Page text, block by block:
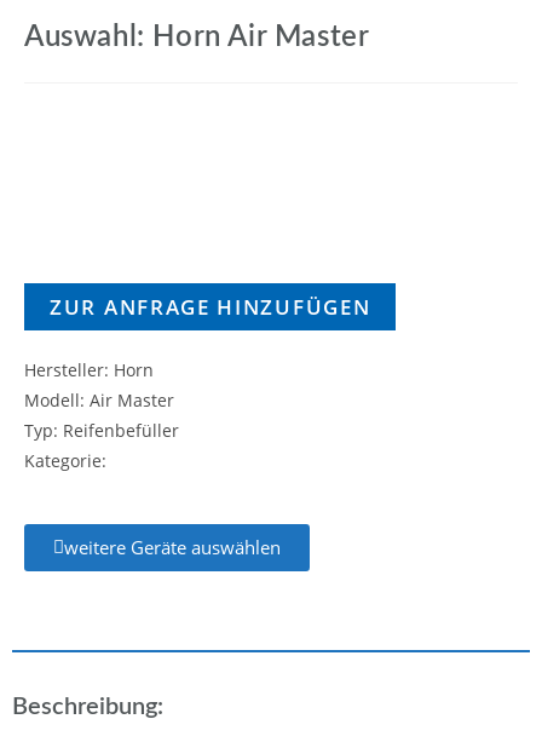
Auswahl: Horn Air Master
ZUR ANFRAGE HINZUFÜGEN
Hersteller: Horn
Modell: Air Master
Typ: Reifenbefüller
Kategorie:
weitere Geräte auswählen
Beschreibung: